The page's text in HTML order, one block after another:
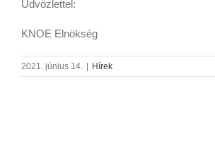
Üdvözlettel:
KNOE Elnökség
2021. június 14. Hírek